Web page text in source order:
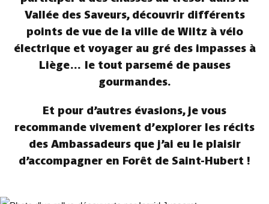
Vallée des Saveurs, découvrir différents
points de vue de la ville de Wiltz à vélo
électrique et voyager au gré des impasses à
Liège… le tout parsemé de pauses
gourmandes.
Et pour d’autres évasions, je vous
recommande vivement d’explorer les récits
des Ambassadeurs que j’ai eu le plaisir
d’accompagner en Forêt de Saint-Hubert !